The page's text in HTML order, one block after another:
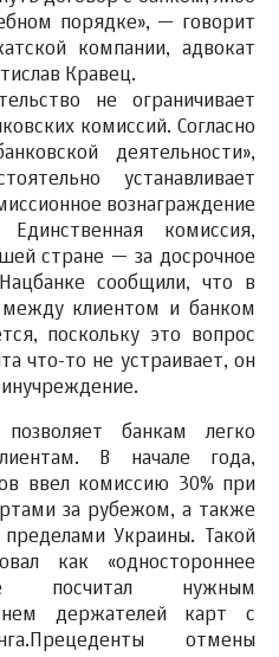
порядке», — говорит
компании, адвокат
Кравец.
не ограничивает
комиссий. Согласно
деятельности»,
устанавливает
вознаграждение
комиссия,
стране — за досрочное
сообщили, что в
клиентом и банком
поскольку это вопрос
что-то не устраивает, он
позволяет банкам легко
В начале года,
ввел комиссию 30% при
за рубежом, а также
Украины. Такой
как «одностороннее
посчитал нужным
держателей карт с
отмены